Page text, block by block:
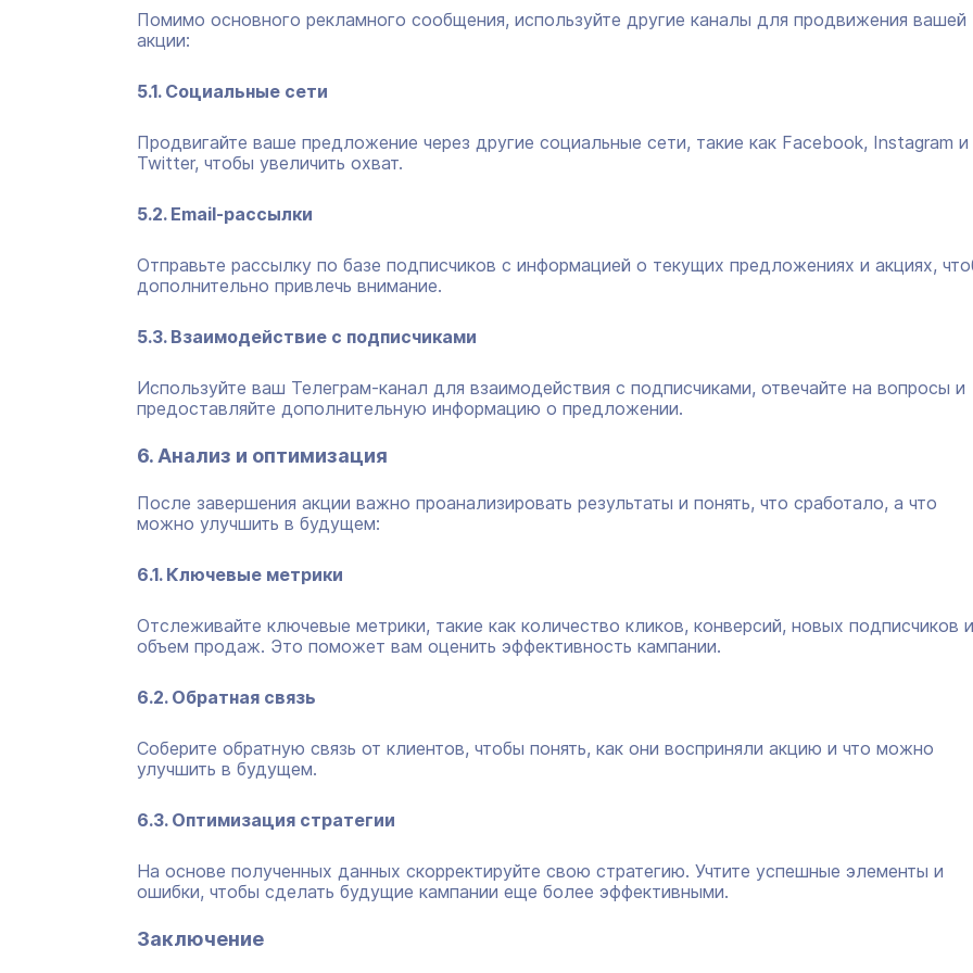
Помимо основного рекламного сообщения, используйте другие каналы для продвижения вашей
акции:
5.1. Социальные сети
Продвигайте ваше предложение через другие социальные сети, такие как Facebook, Instagram и
Twitter, чтобы увеличить охват.
5.2. Email-рассылки
Отправьте рассылку по базе подписчиков с информацией о текущих предложениях и акциях,
дополнительно привлечь внимание.
5.3. Взаимодействие с подписчиками
Используйте ваш Телеграм-канал для взаимодействия с подписчиками, отвечайте на вопросы и
предоставляйте дополнительную информацию о предложении.
6. Анализ и оптимизация
После завершения акции важно проанализировать результаты и понять, что сработало, а что
можно улучшить в будущем:
6.1. Ключевые метрики
Отслеживайте ключевые метрики, такие как количество кликов, конверсий, новых подписчиков и
объем продаж. Это поможет вам оценить эффективность кампании.
6.2. Обратная связь
Соберите обратную связь от клиентов, чтобы понять, как они восприняли акцию и что можно
улучшить в будущем.
6.3. Оптимизация стратегии
На основе полученных данных скорректируйте свою стратегию. Учтите успешные элементы и
ошибки, чтобы сделать будущие кампании еще более эффективными.
Заключение